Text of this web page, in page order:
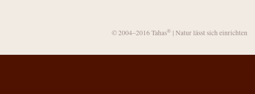
© 2004–2016 Tahas® | Natur lässt sich einrichten